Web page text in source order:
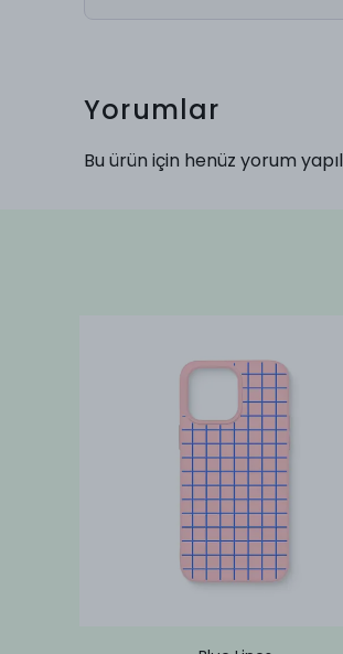
Yorumlar
Bu ürün için henüz yorum